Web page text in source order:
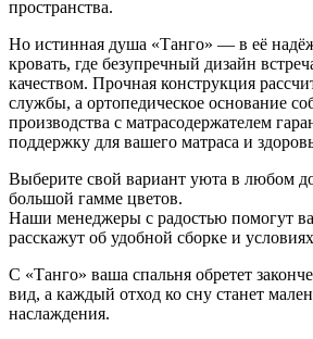
пространства.
Но истинная душа «Танго» — в её
кровать, где безупречный дизайн
качеством. Прочная конструкция
службы, а ортопедическое основание
производства с матрасодержателем
поддержку для вашего матраса и
Выберите свой вариант уюта в любом
большой гамме цветов.
Наши менеджеры с радостью помогут
расскажут об удобной сборке и
С «Танго» ваша спальня обретет
вид, а каждый отход ко сну станет
наслаждения.